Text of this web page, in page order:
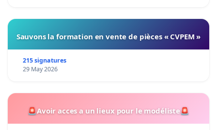
Sauvons la formation en vente de pièces « CVPEM »
215 signatures
29 May 2026
🚨Avoir acces a un lieux pour le modéliste🚨